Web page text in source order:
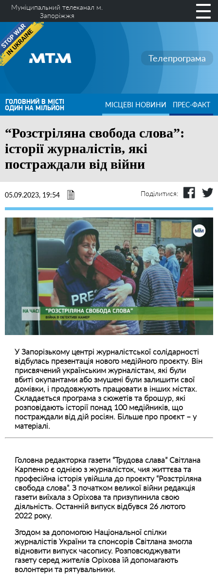
Муніципальний телеканал м.
Запоріжжя
Телепрограма
ГОЛОВНИЙ В МІСТІ
ОДИН НА МІЛЬЙОН МІСЦЕВІ НОВИНИ ПРЕС-ФАКТ
“Розстріляна свобода слова”:
історії журналістів, які
постраждали від війни
05.09.2023, 19:54 Поділитися:
У Запорізькому центрі журналістської солідарності
відбулась презентація нового медійного проєкту. Він
присвячений українським журналістам, які були
вбиті окупантами або змушені були залишити свої
домівки, і продовжують працювати в інших містах.
Складається програма з сюжетів та брошур, які
розповідають історії понад 100 медійників, що
постраждали від дій росіян. Більше про проєкт – у
матеріалі.
Головна редакторка газети “Трудова слава” Світлана
Карпенко є однією з журналісток, чия життєва та
професійна історія увійшла до проєкту “Розстріляна
свобода слова”. З початком великої війни редакція
газети виїхала з Оріхова та призупинила свою
діяльність. Останній випуск відбувся 26 лютого
2022 року.
Згодом за допомогою Національної спілки
журналістів України та спонсорів Світлана змогла
відновити випуск часопису. Розповсюджувати
газету серед жителів Оріхова їй допомагають
волонтери та рятувальники.